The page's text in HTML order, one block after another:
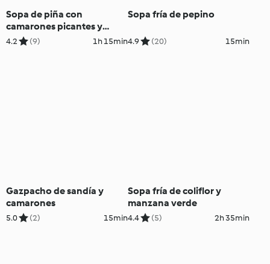
Sopa de piña con
camarones picantes y
polvo de curry
4.2 (9) 1h 15min
Sopa fría de pepino
4.9 (20) 15min
Gazpacho de sandía y
camarones
5.0 (2) 15min
Sopa fría de coliflor y
manzana verde
4.4 (5) 2h 35min